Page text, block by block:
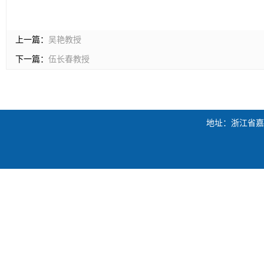
上一篇： 吴艳教授
下一篇： 伍长春教授
地址：浙江省